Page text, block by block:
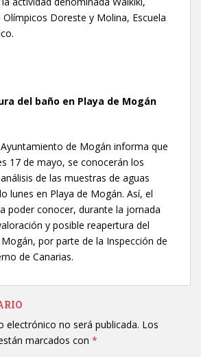
Doreste y Molina, Escuela
del baño en Playa de Mogán
de Mogán informa que
17 de mayo, se conocerán los
de las muestras de aguas
lunes en Playa de Mogán. Así, el
poder conocer, durante la jornada
y posible reapertura del
por parte de la Inspección de
de Canarias.
electrónico no será publicada. Los
marcados con *